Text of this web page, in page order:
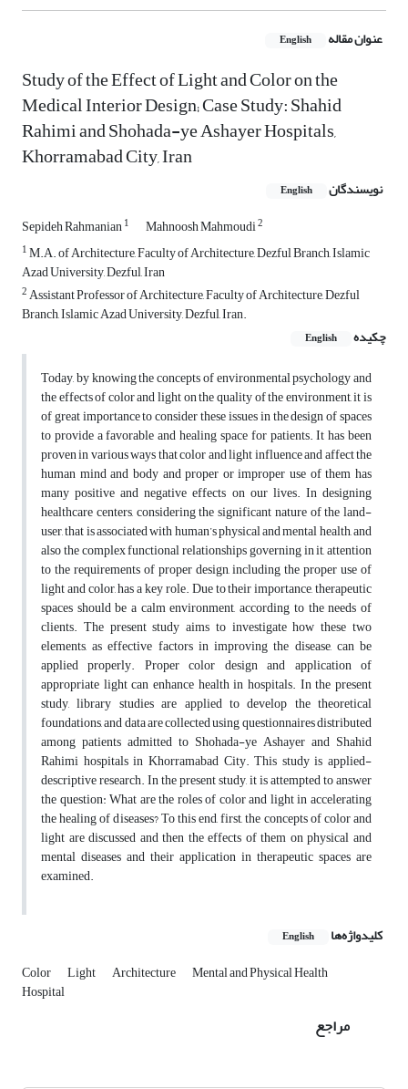
عنوان مقاله English
Study of the Effect of Light and Color on the
Medical Interior Design; Case Study: Shahid
Rahimi and Shohada-ye Ashayer Hospitals,
Khorramabad City, Iran
نویسندگان English
Sepideh Rahmanian1 Mahnoosh Mahmoudi2
1M.A. of Architecture, Faculty of Architecture, Dezful Branch, Islamic
Azad University, Dezful, Iran
2Assistant Professor of Architecture, Faculty of Architecture, Dezful
Branch, Islamic Azad University, Dezful, Iran.
چکیده
English
Today, by knowing the concepts of environmental psychology and
the effects of color and light on the quality of the environment, it is
of great importance to consider these issues in the design of spaces
to provide a favorable and healing space for patients. It has been
proven in various ways that color and light influence and affect the
human mind and body and proper or improper use of them has
many positive and negative effects on our lives. In designing
healthcare centers, considering the significant nature of the land-
user, that is associated with human’s physical and mental health, and
also the complex functional relationships governing in it, attention
to the requirements of proper design, including the proper use of
light and color, has a key role. Due to their importance, therapeutic
spaces should be a calm environment, according to the needs of
clients. The present study aims to investigate how these two
elements, as effective factors in improving the disease, can be
applied properly. Proper color design and application of
appropriate light can enhance health in hospitals. In the present
study, library studies are applied to develop the theoretical
foundations, and data are collected using questionnaires distributed
among patients admitted to Shohada-ye Ashayer and Shahid
Rahimi hospitals in Khorramabad City. This study is applied-
descriptive research. In the present study, it is attempted to answer
the question: What are the roles of color and light in accelerating
the healing of diseases? To this end, first, the concepts of color and
light are discussed and then the effects of them on physical and
mental diseases and their application in therapeutic spaces are
examined.
کلیدواژه‌ها English
Color Light Architecture Mental and Physical Health
Hospital
مراجع